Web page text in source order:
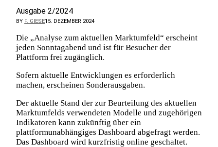
Ausgabe 2/2024
BY F. GIESE15. DEZEMBER 2024
Die „Analyse zum aktuellen Marktumfeld“ erscheint
jeden Sonntagabend und ist für Besucher der
Plattform frei zugänglich.
Sofern aktuelle Entwicklungen es erforderlich
machen, erscheinen Sonderausgaben.
Der aktuelle Stand der zur Beurteilung des aktuellen
Marktumfelds verwendeten Modelle und zugehörigen
Indikatoren kann zukünftig über ein
plattformunabhängiges Dashboard abgefragt werden.
Das Dashboard wird kurzfristig online geschaltet.